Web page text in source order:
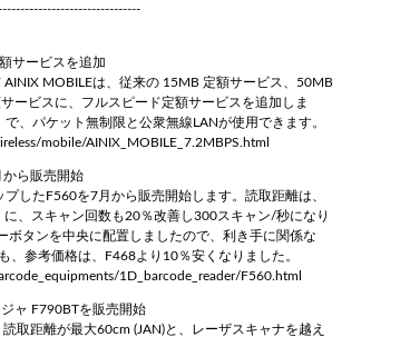
サービスを追加
MOBILEは、従来の 15MB 定額サービス、50MB
ービスに、フルスピード定額サービスを追加しま
、パケット無制限と公衆無線LANが使用できます。
mobile/AINIX_MOBILE_7.2MBPS.html
ら販売開始
したF560を7月から販売開始します。読取距離は、
、スキャン回数も20％改善し300スキャン/秒になり
ボタンを中央に配置しましたので、利き手に関係な
、参考価格は、F468より10％安くなりました。
1D_barcode_reader/F560.html
ャ F790BTを販売開始
取距離が最大60cm (JAN)と、レーザスキャナを越え